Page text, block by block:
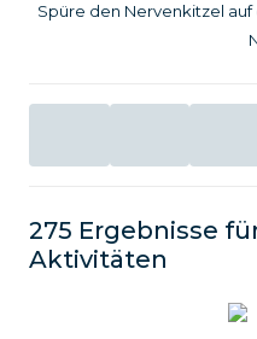
Spüre den Nervenkitzel auf
275 Ergebnisse
Aktivitäten